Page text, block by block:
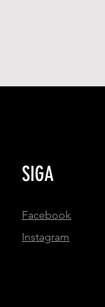
SIGA
Facebook
Instagram